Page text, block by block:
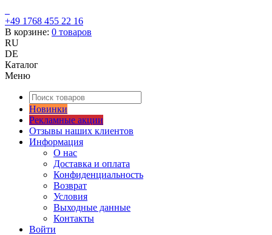
+49 1768 455 22 16
В корзине: 0 товаров
RU
DE
Каталог
Меню
Новинки
Рекламные акции
Отзывы наших клиентов
Информация
О нас
Доставка и оплата
Конфиденциальность
Возврат
Условия
Выходные данные
Контакты
Войти